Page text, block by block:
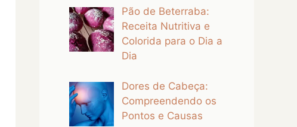
Pão de Beterraba:
Receita Nutritiva e
Colorida para o Dia a
Dia
Dores de Cabeça:
Compreendendo os
Pontos e Causas